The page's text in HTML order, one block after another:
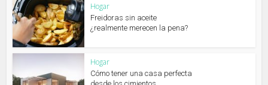
Hogar
Freidoras sin aceite
¿realmente merecen la pena?
Hogar
Cómo tener una casa perfecta